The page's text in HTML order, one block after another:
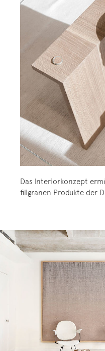
Das Interiorkonzept
filigranen Produkte der